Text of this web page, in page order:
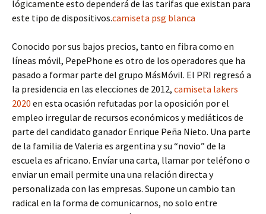
lógicamente esto dependerá de las tarifas que existan para
este tipo de dispositivos.camiseta psg blanca
Conocido por sus bajos precios, tanto en fibra como en
líneas móvil, PepePhone es otro de los operadores que ha
pasado a formar parte del grupo MásMóvil. El PRI regresó a
la presidencia en las elecciones de 2012, camiseta lakers
2020 en esta ocasión refutadas por la oposición por el
empleo irregular de recursos económicos y mediáticos de
parte del candidato ganador Enrique Peña Nieto. Una parte
de la familia de Valeria es argentina y su “novio” de la
escuela es africano. Envíar una carta, llamar por teléfono o
enviar un email permite una una relación directa y
personalizada con las empresas. Supone un cambio tan
radical en la forma de comunicarnos, no solo entre